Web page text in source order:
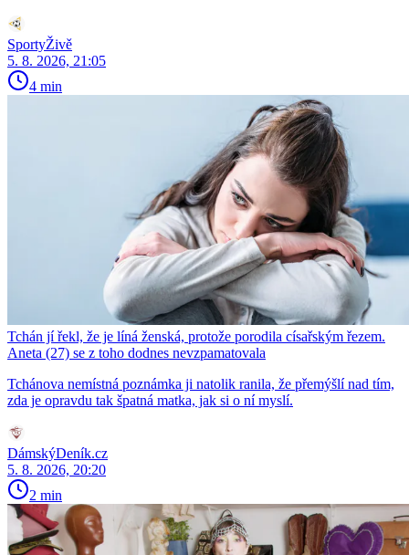
SportyŽivě
5. 8. 2026, 21:05
4 min
Tchán jí řekl, že je líná ženská, protože porodila císařským řezem.
Aneta (27) se z toho dodnes nevzpamatovala
Tchánova nemístná poznámka ji natolik ranila, že přemýšlí nad tím,
zda je opravdu tak špatná matka, jak si o ní myslí.
DámskýDeník.cz
5. 8. 2026, 20:20
2 min